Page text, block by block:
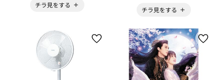
チラ見をする
チラ見をする